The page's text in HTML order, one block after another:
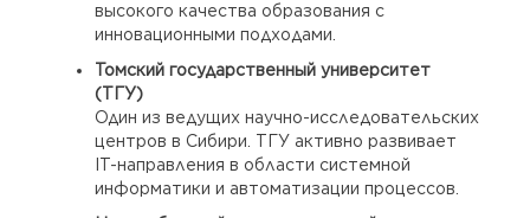
высокого качества образования с
инновационными подходами.
Томский государственный университет
(ТГУ)
Один из ведущих научно-исследовательских
центров в Сибири. ТГУ активно развивает
IT-направления в области системной
информатики и автоматизации процессов.